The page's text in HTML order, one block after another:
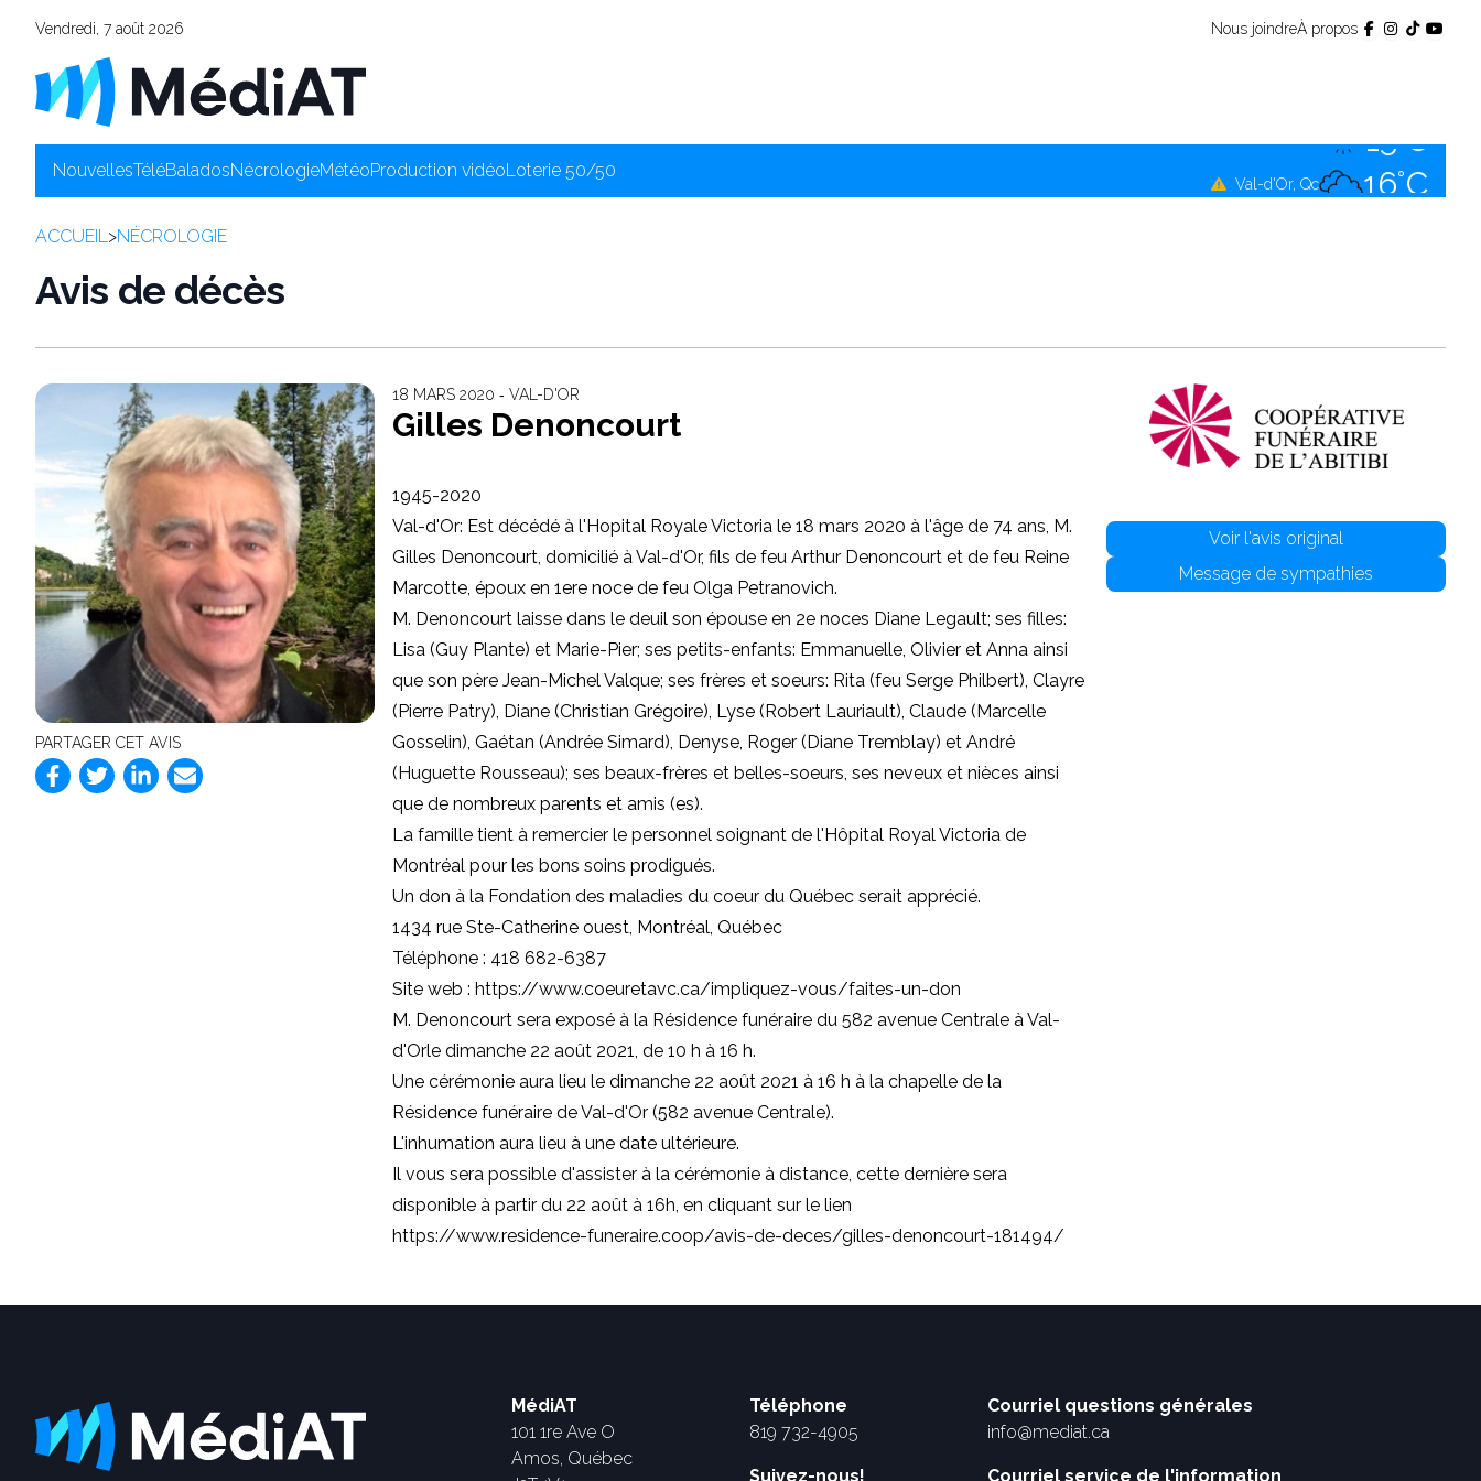
Vendredi, 7 août 2026 Nous joindreÀ propos
NouvellesTéléBaladosNécrologieMétéoProduction vidéoLoterie 50/50 16°C
ACCUEIL>NÉCROLOGIE
Avis de décès
PARTAGER CET AVIS
18 MARS 2020 ‐ VAL-D'OR
Gilles Denoncourt
1945-2020
Val-d'Or: Est décédé à l'Hopital Royale Victoria le 18 mars 2020 à l'âge de 74 ans, M.
Gilles Denoncourt, domicilié à Val-d'Or, fils de feu Arthur Denoncourt et de feu Reine
Marcotte, époux en 1ere noce de feu Olga Petranovich.
M. Denoncourt laisse dans le deuil son épouse en 2e noces Diane Legault; ses filles:
Lisa (Guy Plante) et Marie-Pier; ses petits-enfants: Emmanuelle, Olivier et Anna ainsi
que son père Jean-Michel Valque; ses frères et soeurs: Rita (feu Serge Philbert), Clayre
(Pierre Patry), Diane (Christian Grégoire), Lyse (Robert Lauriault), Claude (Marcelle
Gosselin), Gaétan (Andrée Simard), Denyse, Roger (Diane Tremblay) et André
(Huguette Rousseau); ses beaux-frères et belles-soeurs, ses neveux et nièces ainsi
que de nombreux parents et amis (es).
La famille tient à remercier le personnel soignant de l'Hôpital Royal Victoria de
Montréal pour les bons soins prodigués.
Un don à la Fondation des maladies du coeur du Québec serait apprécié.
1434 rue Ste-Catherine ouest, Montréal, Québec
Téléphone : 418 682-6387
Site web : https://www.coeuretavc.ca/impliquez-vous/faites-un-don
M. Denoncourt sera exposé à la Résidence funéraire du 582 avenue Centrale à Val-
d'Orle dimanche 22 août 2021, de 10 h à 16 h.
Une cérémonie aura lieu le dimanche 22 août 2021 à 16 h à la chapelle de la
Résidence funéraire de Val-d'Or (582 avenue Centrale).
L'inhumation aura lieu à une date ultérieure.
Il vous sera possible d'assister à la cérémonie à distance, cette dernière sera
disponible à partir du 22 août à 16h, en cliquant sur le lien
https://www.residence-funeraire.coop/avis-de-deces/gilles-denoncourt-181494/
Voir l'avis original
Message de sympathies
MédiAT
101 1re Ave O
Amos, Québec
Téléphone
819 732-4905
Suivez-nous!
Courriel questions générales
info@mediat.ca
Courriel service de l'information